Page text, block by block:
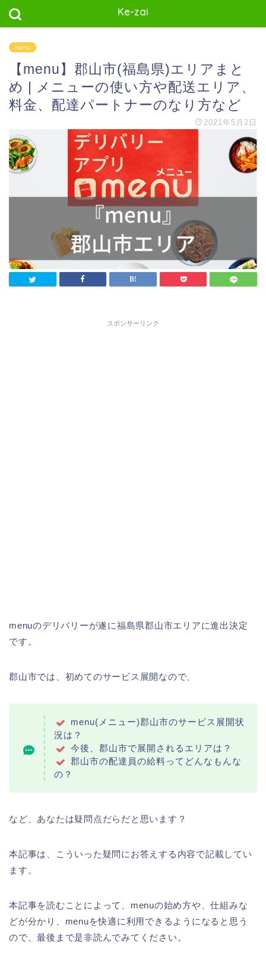
Ke-zai
menu
【menu】郡山市(福島県)エリアまと
め | メニューの使い方や配送エリア、
料金、配達パートナーのなり方など
2021年5月2日
スポンサーリンク
menuのデリバリーが遂に福島県郡山市エリアに進出決定
です。
郡山市では、初めてのサービス展開なので、
menu(メニュー)郡山市のサービス展開状
況は？
今後、郡山市で展開されるエリアは？
郡山市の配達員の給料ってどんなもんな
の？
など、あなたは疑問点だらだと思います？
本記事は、こういった疑問にお答えする内容で記載してい
ます。
本記事を読むことによって、menuの始め方や、仕組みな
どが分かり、menuを快適に利用できるようになると思う
ので、最後まで是非読んでみてください。